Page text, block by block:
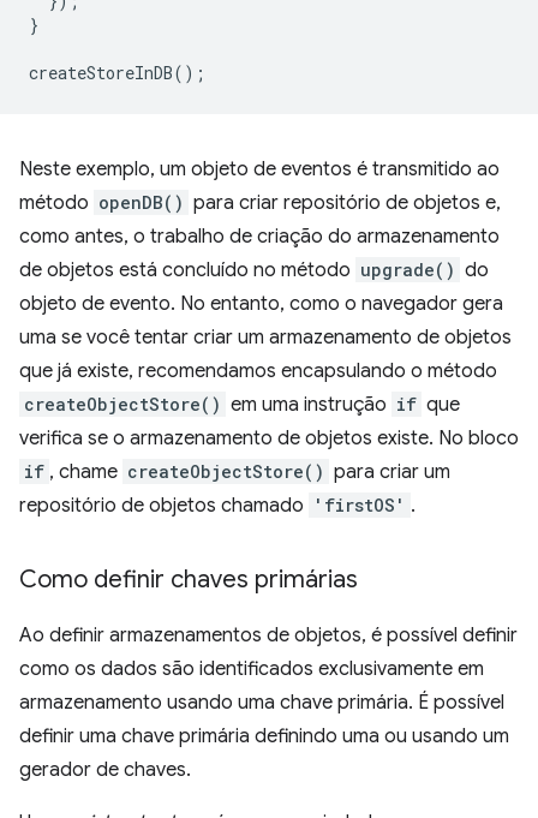
}
createStoreInDB();
Neste exemplo, um objeto de eventos é transmitido ao
método openDB() para criar repositório de objetos e,
como antes, o trabalho de criação do armazenamento
de objetos está concluído no método upgrade() do
objeto de evento. No entanto, como o navegador gera
uma se você tentar criar um armazenamento de objetos
que já existe, recomendamos encapsulando o método
createObjectStore() em uma instrução if que
verifica se o armazenamento de objetos existe. No bloco
if , chame createObjectStore() para criar um
repositório de objetos chamado
'firstOS' .
Como definir chaves primárias
Ao definir armazenamentos de objetos, é possível definir
como os dados são identificados exclusivamente em
armazenamento usando uma chave primária. É possível
definir uma chave primária definindo uma ou usando um
gerador de chaves.